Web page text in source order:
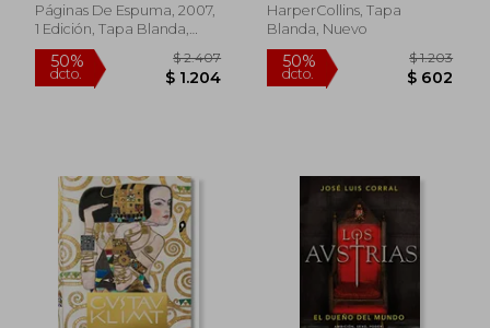
Páginas De Espuma, 2007,
1 Edición, Tapa Blanda,
Nuevo
HarperCollins, Tapa
Blanda, Nuevo